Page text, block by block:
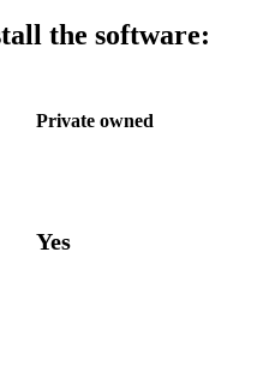
the software:
Private owned
Yes